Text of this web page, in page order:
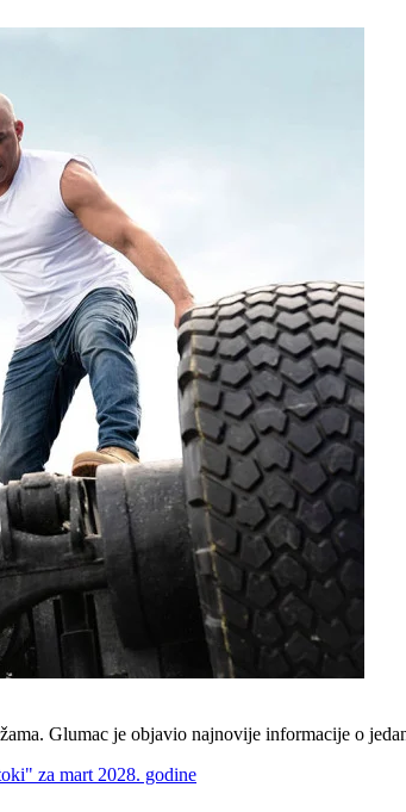
Glumac je objavio najnovije informacije o
za mart 2028. godine